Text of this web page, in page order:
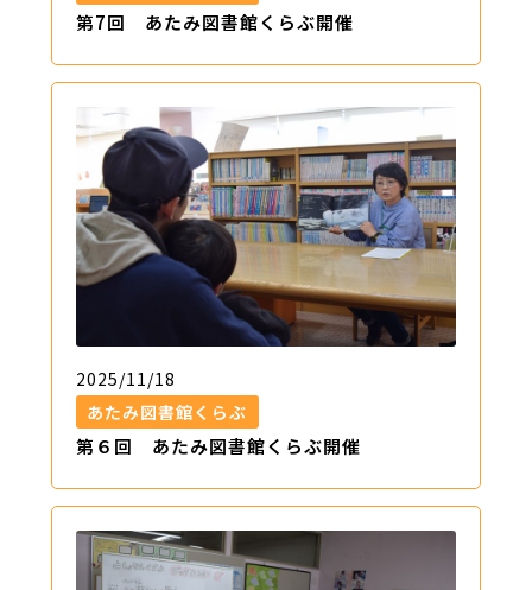
第7回 あたみ図書館くらぶ開催
2025/11/18
あたみ図書館くらぶ
第６回 あたみ図書館くらぶ開催